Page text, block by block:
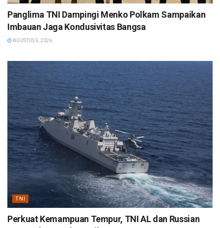
Panglima TNI Dampingi Menko Polkam Sampaikan
Imbauan Jaga Kondusivitas Bangsa
AGUSTUS 5, 2026
TNI
Perkuat Kemampuan Tempur, TNI AL dan Russian